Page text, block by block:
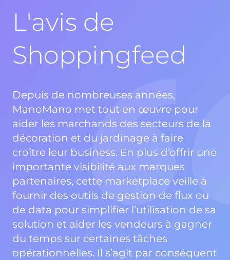
L'avis de
Shoppingfeed
Depuis de nombreuses années,
ManoMano met tout en œuvre pour
aider les marchands des secteurs de la
décoration et du jardinage à faire
croître leur business. En plus d’offrir une
importante visibilité aux marques
partenaires, cette marketplace veille à
fournir des outils de gestion de flux ou
de data pour simplifier l’utilisation de sa
solution et aider les vendeurs à gagner
du temps sur certaines tâches
opérationnelles. Il s’agit par conséquent